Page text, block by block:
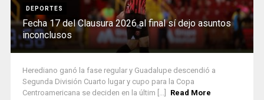
DEPORTES
Fecha 17 del Clausura 2026 al final sí dejo asuntos
inconclusos
Herediano ganó la fase regular y Guadalupe descendió a
Segunda División Cuarto lugar y cupo para la Copa
Centroamericana se deciden en la últim [...]
Read More